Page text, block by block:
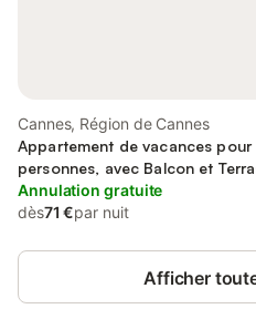
Cannes, Région de Cannes
Appartement de vacances pour
personnes, avec Balcon et
Annulation gratuite
dès71 €par nuit
Afficher